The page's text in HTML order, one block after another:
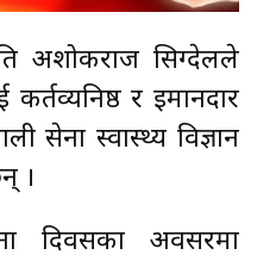
अशोकराज सिग्देलले
र इमानदार
सेना स्वास्थ्य विज्ञान
।
दिवसका अवसरमा